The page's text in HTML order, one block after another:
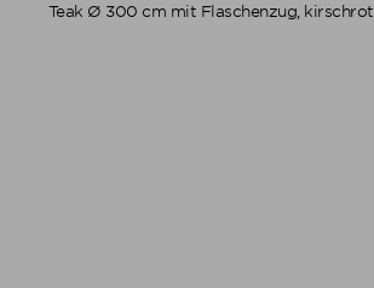
Teak Ø 300 cm mit Flaschenzug, kirschrot